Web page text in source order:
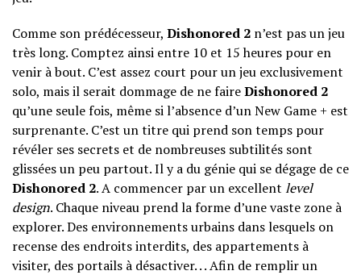
Comme son prédécesseur, Dishonored 2 n’est pas un jeu
très long. Comptez ainsi entre 10 et 15 heures pour en
venir à bout. C’est assez court pour un jeu exclusivement
solo, mais il serait dommage de ne faireDishonored 2
qu’une seule fois, même si l’absence d’un New Game + est
surprenante. C’est un titre qui prend son temps pour
révéler ses secrets et de nombreuses subtilités sont
glissées un peu partout. Il y a du génie qui se dégage de ce
Dishonored 2. A commencer par un excellent level
design. Chaque niveau prend la forme d’une vaste zone à
explorer. Des environnements urbains dans lesquels on
recense des endroits interdits, des appartements à
visiter, des portails à désactiver. . . Afin de remplir un